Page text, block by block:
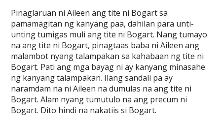
Pinaglaruan ni Aileen ang tite ni Bogart sa
pamamagitan ng kanyang paa, dahilan para unti-
unting tumigas muli ang tite ni Bogart. Nang tumayo
na ang tite ni Bogart, pinagtaas baba ni Aileen ang
malambot nyang talampakan sa kahabaan ng tite ni
Bogart. Pati ang mga bayag ni ay kanyang minasahe
ng kanyang talampakan. Ilang sandali pa ay
naramdam na ni Aileen na dumulas na ang tite ni
Bogart. Alam nyang tumutulo na ang precum ni
Bogart. Dito hindi na nakatiis si Bogart.